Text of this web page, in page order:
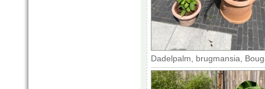
Dadelpalm, brugmansia,